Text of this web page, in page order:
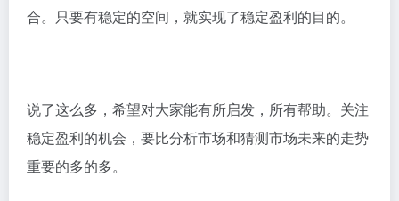
合。只要有稳定的空间，就实现了稳定盈利的目的。
说了这么多，希望对大家能有所启发，所有帮助。关注
稳定盈利的机会，要比分析市场和猜测市场未来的走势
重要的多的多。